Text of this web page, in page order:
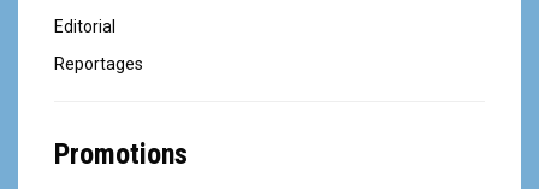
Editorial
Reportages
Promotions